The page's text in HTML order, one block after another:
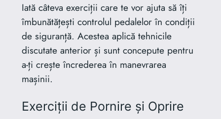
Iată câteva exerciții care te vor ajuta să îți
îmbunătățești controlul pedalelor în condiții
de siguranță. Acestea aplică tehnicile
discutate anterior și sunt concepute pentru
a-ți crește încrederea în manevrarea
mașinii.
Exerciții de Pornire și Oprire